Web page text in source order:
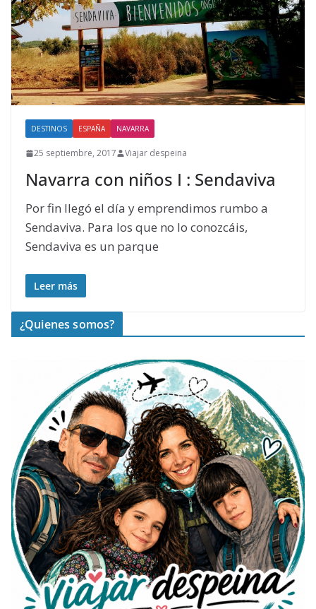
DESTINOS ESPAÑA NAVARRA
25 septiembre, 2017 Viajar despeina
Navarra con niños I : Sendaviva
Por fin llegó el día y emprendimos rumbo a
Sendaviva. Para los que no lo conozcáis,
Sendaviva es un parque
Leer más
¿Quienes somos?